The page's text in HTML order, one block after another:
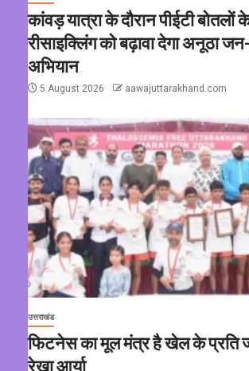
कांवड़ यात्रा के दौरान पीईटी
रीसाइक्लिंग को बढ़ावा देगा अनूठा
अभियान
5 August 2026 aawajuttarakhand.com
उत्तराखंड
फिटनेस का मूल मंत्र है खेल के प्रति
रेखा आर्या